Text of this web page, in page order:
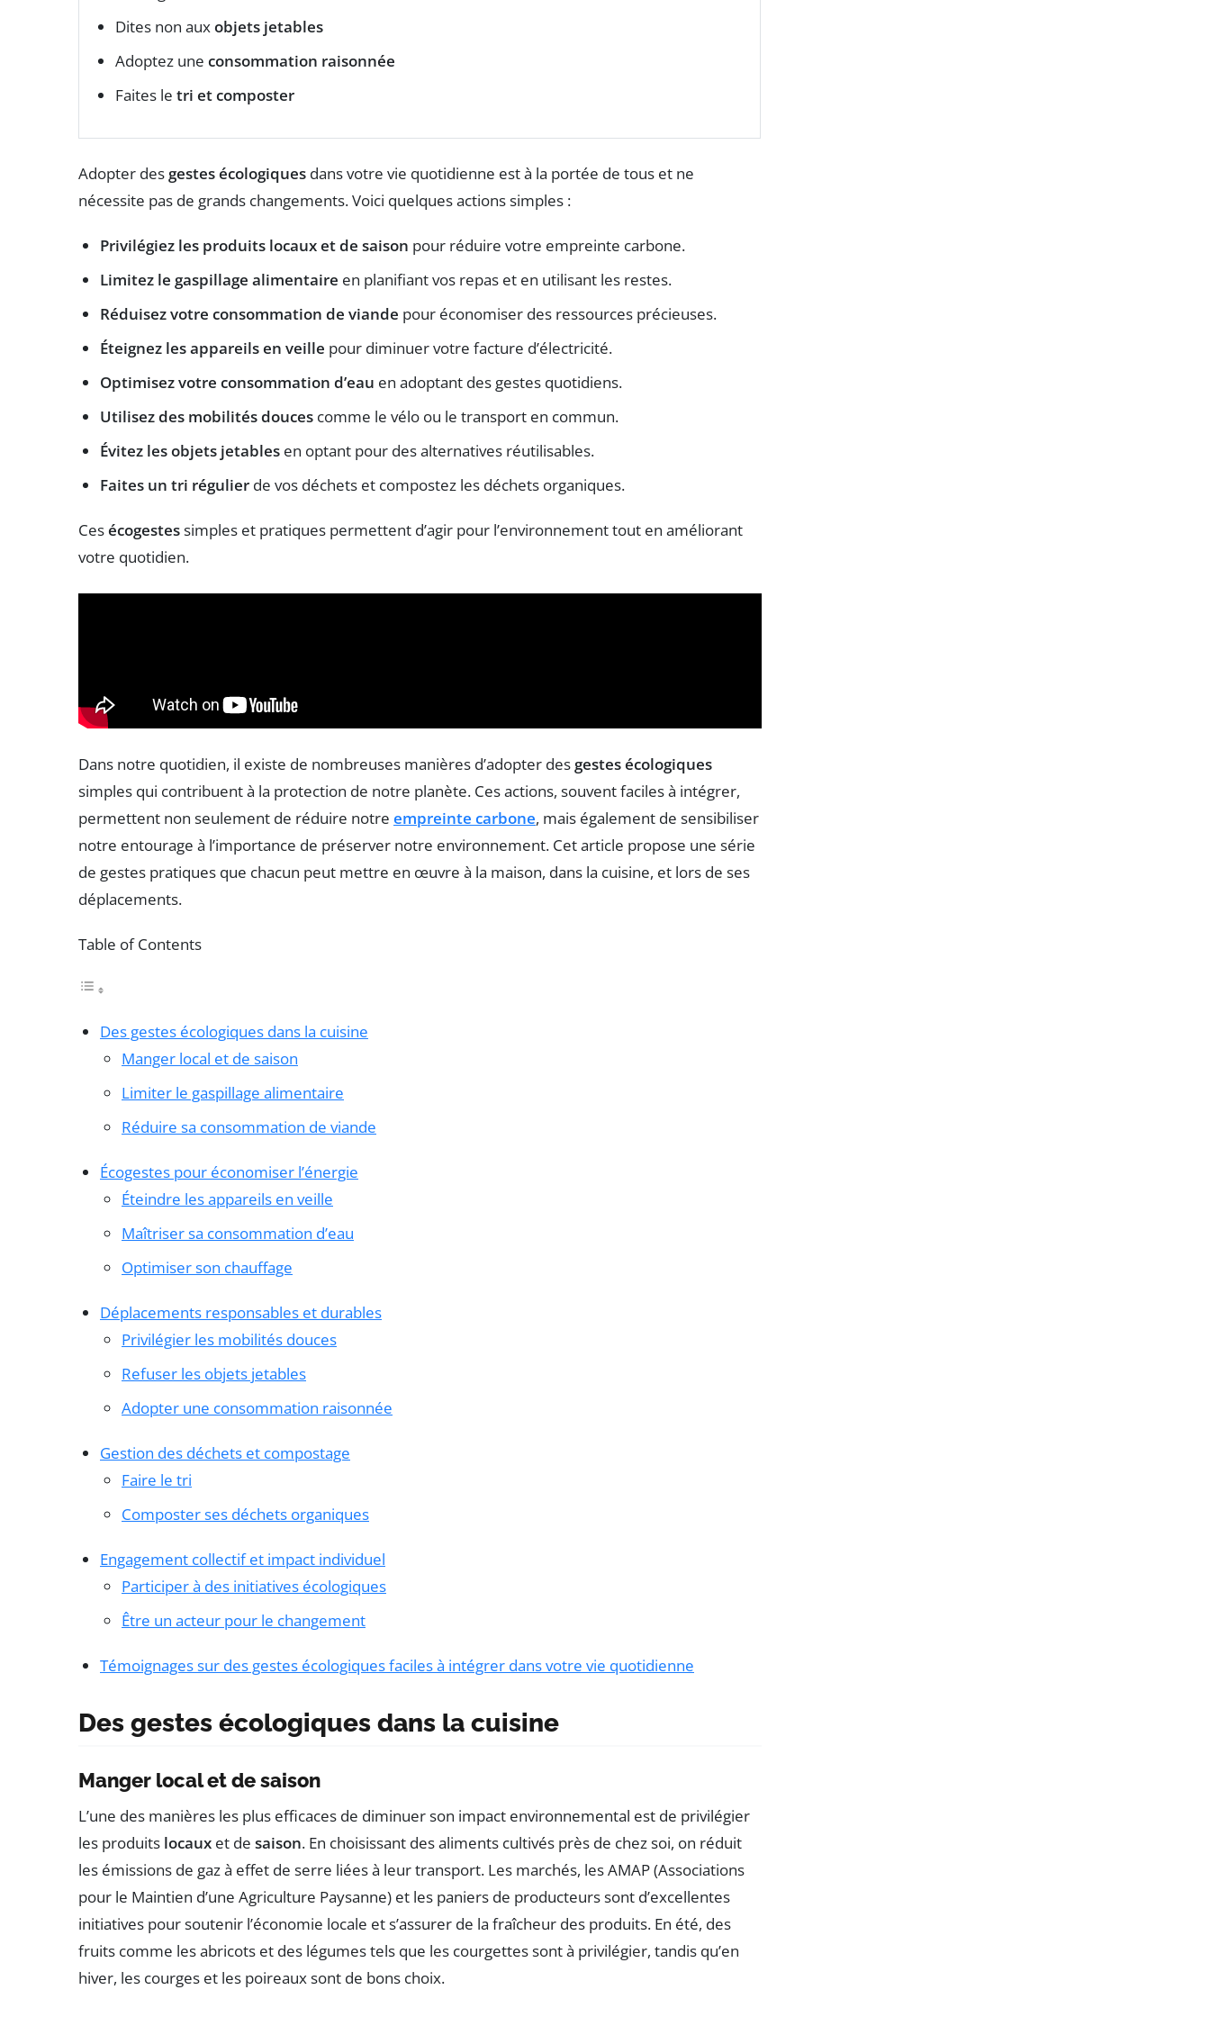
Dites non auxobjets jetables
Adoptez une consommation raisonnée
Faites le tri et composter
Adopter des gestes écologiques dans votre vie quotidienne est à la portée de tous et ne
nécessite pas de grands changements. Voici quelques actions simples :
Privilégiez les produits locaux et de saison pour réduire votre empreinte carbone.
Limitez le gaspillage alimentaire en planifiant vos repas et en utilisant les restes.
Réduisez votre consommation de viande pour économiser des ressources précieuses.
Éteignez les appareils en veille pour diminuer votre facture d’électricité.
Optimisez votre consommation d’eau en adoptant des gestes quotidiens.
Utilisez des mobilités douces comme le vélo ou le transport en commun.
Évitez les objets jetables en optant pour des alternatives réutilisables.
Faites un tri régulier de vos déchets et compostez les déchets organiques.
Cesécogestessimples et pratiques permettent d’agir pour l’environnement tout en améliorant
votre quotidien.
Dans notre quotidien, il existe de nombreuses manières d’adopter des gestes écologiques
simples qui contribuent à la protection de notre planète. Ces actions, souvent faciles à intégrer,
permettent non seulement de réduire notre empreinte carbone, mais également de sensibiliser
notre entourage à l’importance de préserver notre environnement. Cet article propose une série
de gestes pratiques que chacun peut mettre en œuvre à la maison, dans la cuisine, et lors de ses
déplacements.
Table of Contents
Des gestes écologiques dans la cuisine
Manger local et de saison
Limiter le gaspillage alimentaire
Réduire sa consommation de viande
Écogestes pour économiser l’énergie
Éteindre les appareils en veille
Maîtriser sa consommation d’eau
Optimiser son chauffage
Déplacements responsables et durables
Privilégier les mobilités douces
Refuser les objets jetables
Adopter une consommation raisonnée
Gestion des déchets et compostage
Faire le tri
Composter ses déchets organiques
Engagement collectif et impact individuel
Participer à des initiatives écologiques
Être un acteur pour le changement
Témoignages sur des gestes écologiques faciles à intégrer dans votre vie quotidienne
Des gestes écologiques dans la cuisine
Manger local et de saison
L’une des manières les plus efficaces de diminuer son impact environnemental est de privilégier
les produits locaux et de saison. En choisissant des aliments cultivés près de chez soi, on réduit
les émissions de gaz à effet de serre liées à leur transport. Les marchés, les AMAP (Associations
pour le Maintien d’une Agriculture Paysanne) et les paniers de producteurs sont d’excellentes
initiatives pour soutenir l’économie locale et s’assurer de la fraîcheur des produits. En été, des
fruits comme les abricots et des légumes tels que les courgettes sont à privilégier, tandis qu’en
hiver, les courges et les poireaux sont de bons choix.